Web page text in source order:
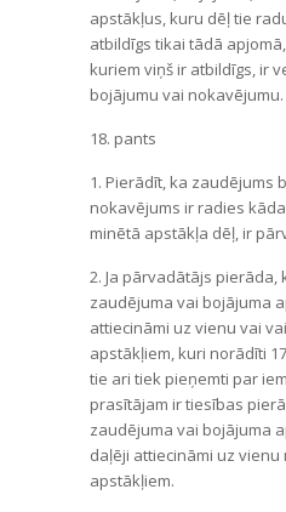
apstākļus, kuru dēļ tie
atbildīgs tikai tādā
kuriem viņš ir atbildīgs, ir
bojājumu vai nokavējumu.
18. pants
1. Pierādīt, ka zaudējums
nokavējums ir radies
minētā apstākļa dēļ, ir
2. Ja pārvadātājs pierāda,
zaudējuma vai bojājuma
attiecināmi uz vienu vai
apstākļiem, kuri norādīti
tie ari tiek pieņemti par
prasītājam ir tiesības
zaudējuma vai bojājuma
daļēji attiecināmi uz vienu
apstākļiem.